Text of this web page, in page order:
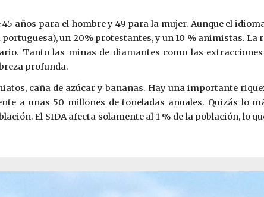
años para el hombre y 49 para la mujer. Aunque el
un 20% protestantes, y un 10 % animistas. La
Tanto las minas de diamantes como las
profunda.
caña de azúcar y bananas. Hay una importante
a unas 50 millones de toneladas anuales. Quizás lo
El SIDA afecta solamente al 1 % de la población, lo